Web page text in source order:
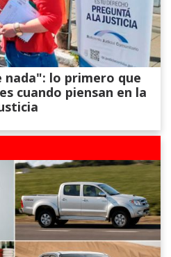
nada": lo primero que
cuando piensan en la